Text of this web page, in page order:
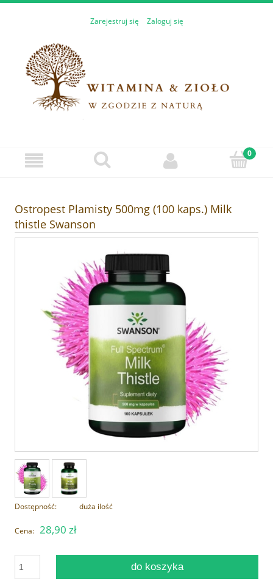
Zarejestruj się Zaloguj się
Ostropest Plamisty 500mg (100 kaps.) Milk
thistle Swanson
Dostępność: duża ilość
Cena: 28,90 zł
do koszyka